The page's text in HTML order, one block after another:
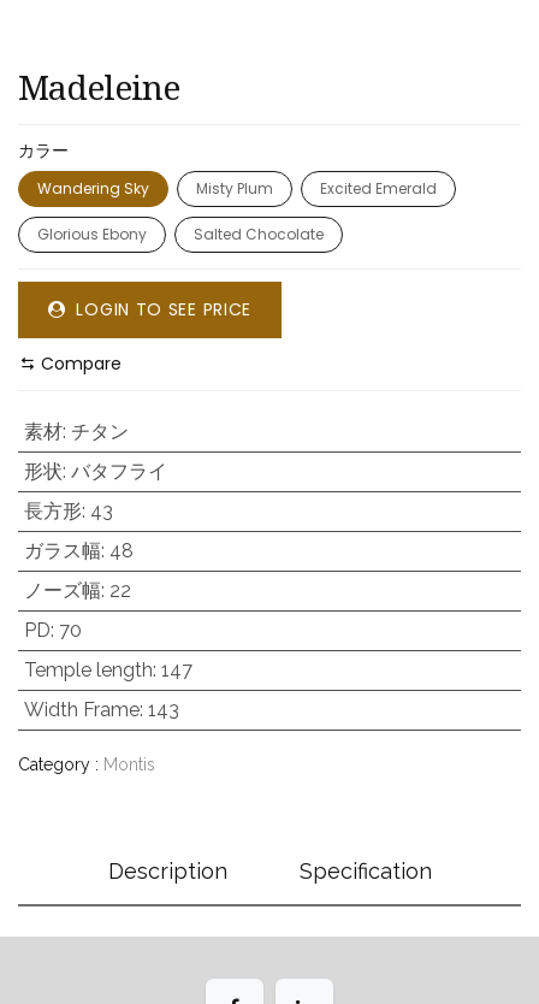
Madeleine
カラー
Wandering Sky Misty Plum Excited Emerald
Glorious Ebony Salted Chocolate
LOGIN TO SEE PRICE
Compare
素材: チタン
形状: バタフライ
長方形: 43
ガラス幅: 48
ノーズ幅: 22
PD: 70
Temple length: 147
Width Frame: 143
Category : Montis
Description Specification